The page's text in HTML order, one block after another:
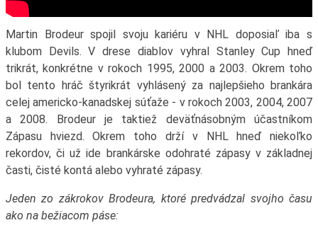
Martin Brodeur spojil svoju kariéru v NHL doposiaľ iba s
klubom Devils. V drese diablov vyhral Stanley Cup hneď
trikrát, konkrétne v rokoch 1995, 2000 a 2003. Okrem toho
bol tento hráč štyrikrát vyhlásený za najlepšieho brankára
celej americko-kanadskej súťaže - v rokoch 2003, 2004, 2007
a 2008. Brodeur je taktiež deväťnásobným účastníkom
Zápasu hviezd. Okrem toho drží v NHL hneď niekoľko
rekordov, či už ide brankárske odohraté zápasy v základnej
časti, čisté kontá alebo vyhraté zápasy.
Jeden zo zákrokov Brodeura, ktoré predvádzal svojho času
ako na bežiacom páse: